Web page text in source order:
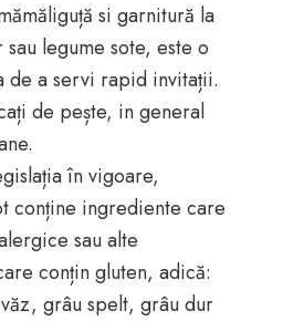
si garnitură la
legume sote, este o
de a servi rapid invitații.
de pește, in general
în vigoare,
conține ingrediente care
sau alte
conțin gluten, adică:
grâu spelt, grâu dur